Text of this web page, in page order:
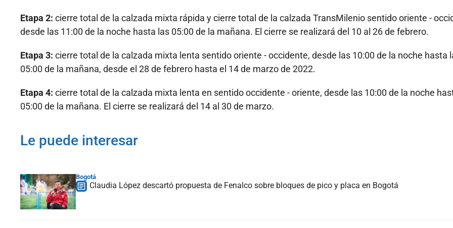
Etapa 2: cierre total de la calzada mixta rápida y cierre total de la calzada TransMilenio sentido oriente -
desde las 11:00 de la noche hasta las 05:00 de la mañana. El cierre se realizará del 10 al 26 de febrero.
Etapa 3: cierre total de la calzada mixta lenta sentido oriente - occidente, desde las 10:00 de la noche hasta
05:00 de la mañana, desde el 28 de febrero hasta el 14 de marzo de 2022.
Etapa 4: cierre total de la calzada mixta lenta en sentido occidente - oriente, desde las 10:00 de la noche
05:00 de la mañana. El cierre se realizará del 14 al 30 de marzo.
Le puede interesar
Bogotá
Claudia López descartó propuesta de Fenalco sobre bloques de pico y placa en Bogotá